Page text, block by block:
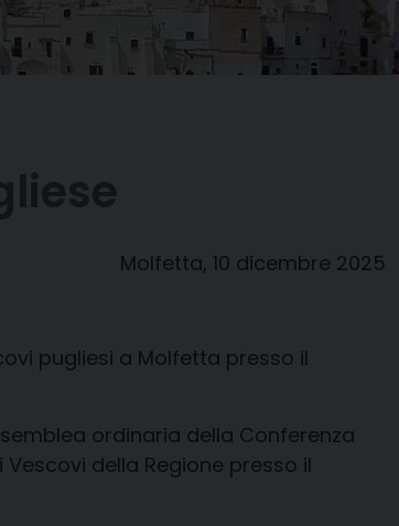
Molfetta, 10 dicembre 2025
pugliesi a Molfetta presso il
ordinaria della Conferenza
della Regione presso il